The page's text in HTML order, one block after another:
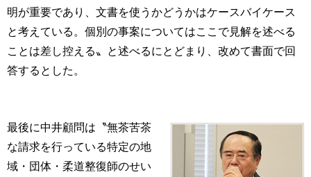
明が重要であり、文書を使うかどうかはケースバイケース
と考えている。個別の事案についてはここで見解を述べる
ことは差し控える〟と述べるにとどまり、改めて書面で回
答するとした。
最後に中井顧問は〝無茶苦茶
な請求を行っている特定の地
域・団体・柔道整復師のせい